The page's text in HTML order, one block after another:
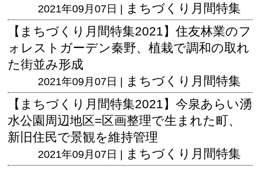
2021年09月07日 | まちづくり月間特集
【まちづくり月間特集2021】住友林業のフ
ォレストガーデン秦野、植栽で調和の取れ
た街並み形成
2021年09月07日 | まちづくり月間特集
【まちづくり月間特集2021】今泉あらい湧
水公園周辺地区=区画整理で生まれた町、
新旧住民で景観を維持管理
2021年09月07日 | まちづくり月間特集